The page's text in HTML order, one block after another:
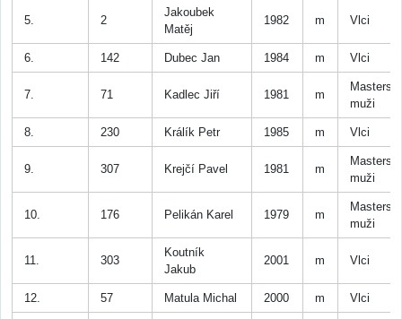
5. 2
Jakoubek
Matěj
1982 m Vlci
6. 142 Dubec Jan 1984 m Vlci
7. 71 Kadlec Jiří 1981 m
Masters
muži
8. 230 Králík Petr 1985 m Vlci
9. 307 Krejčí Pavel 1981 m
Masters
muži
10. 176 Pelikán Karel 1979 m
Masters
muži
11. 303
Koutník
Jakub
2001 m Vlci
12. 57 Matula Michal 2000 m Vlci